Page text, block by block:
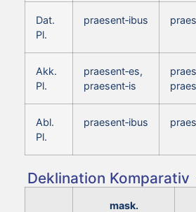
Dat.
Pl.
praesent‑ibus
Akk.
Pl.
praesent‑es,
praesent‑is
Abl.
Pl.
praesent‑ibus
Deklination Komparativ
mask.